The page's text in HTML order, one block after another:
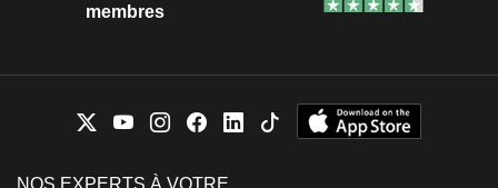
membres
NOS EXPERTS À VOTRE